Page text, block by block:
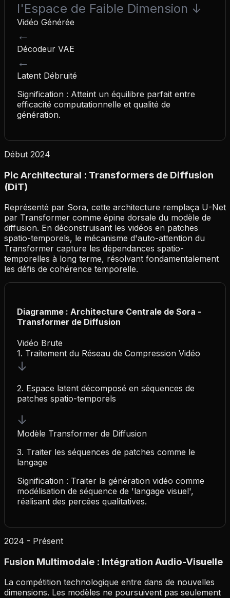
l'Espace de Faible Dimension ↓
Vidéo Générée
←
Décodeur VAE
←
Latent Débruité
Signification : Atteint un équilibre parfait entre
efficacité computationnelle et qualité de
génération.
Début 2024
Pic Architectural : Transformers de Diffusion
(DiT)
Représenté par Sora, cette architecture remplaça U-Net
par Transformer comme épine dorsale du modèle de
diffusion. En déconstruisant les vidéos en patches
spatio-temporels, le mécanisme d'auto-attention du
Transformer capture les dépendances spatio-
temporelles à long terme, résolvant fondamentalement
les défis de cohérence temporelle.
Diagramme : Architecture Centrale de Sora -
Transformer de Diffusion
Vidéo Brute
1. Traitement du Réseau de Compression Vidéo
↓
2. Espace latent décomposé en séquences de
patches spatio-temporels
↓
Modèle Transformer de Diffusion
3. Traiter les séquences de patches comme le
langage
Signification : Traiter la génération vidéo comme
modélisation de séquence de 'langage visuel',
réalisant des percées qualitatives.
2024 - Présent
Fusion Multimodale : Intégration Audio-Visuelle
La compétition technologique entre dans de nouvelles
dimensions. Les modèles ne poursuivent pas seulement